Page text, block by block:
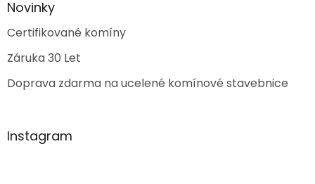
Novinky
Certifikované komíny
Záruka 30 Let
Doprava zdarma na ucelené komínové stavebnice
Instagram